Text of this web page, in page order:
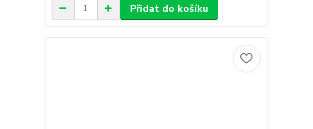
Přidat do košíku